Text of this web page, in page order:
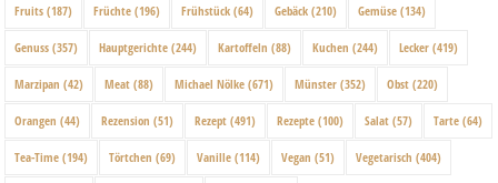
Fruits (187) Früchte (196) Frühstück (64) Gebäck (210) Gemüse (134)
Genuss (357) Hauptgerichte (244) Kartoffeln (88) Kuchen (244) Lecker (419)
Marzipan (42) Meat (88) Michael Nölke (671) Münster (352) Obst (220)
Orangen (44) Rezension (51) Rezept (491) Rezepte (100) Salat (57) Tarte (64)
Tea-Time (194) Törtchen (69) Vanille (114) Vegan (51) Vegetarisch (404)